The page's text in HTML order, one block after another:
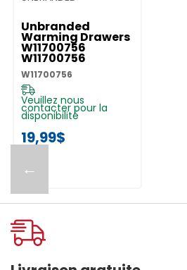
←
Unbranded
Warming Drawers
W11700756
W11700756
W11700756
Veuillez nous
contacter pour la
disponibilité
19,99$